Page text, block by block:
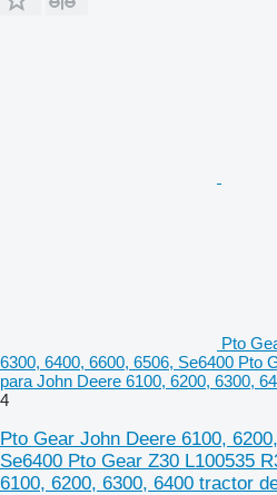
Pto
6300, 6400, 6600, 6506, Se6400 Pto
para John Deere 6100, 6200, 6300,
4
Pto Gear John Deere 6100,
Se6400 Pto Gear Z30 L100535
6100, 6200, 6300, 6400 tractor